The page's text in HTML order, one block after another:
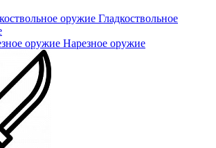
Гладкоствольное
Нарезное оружие